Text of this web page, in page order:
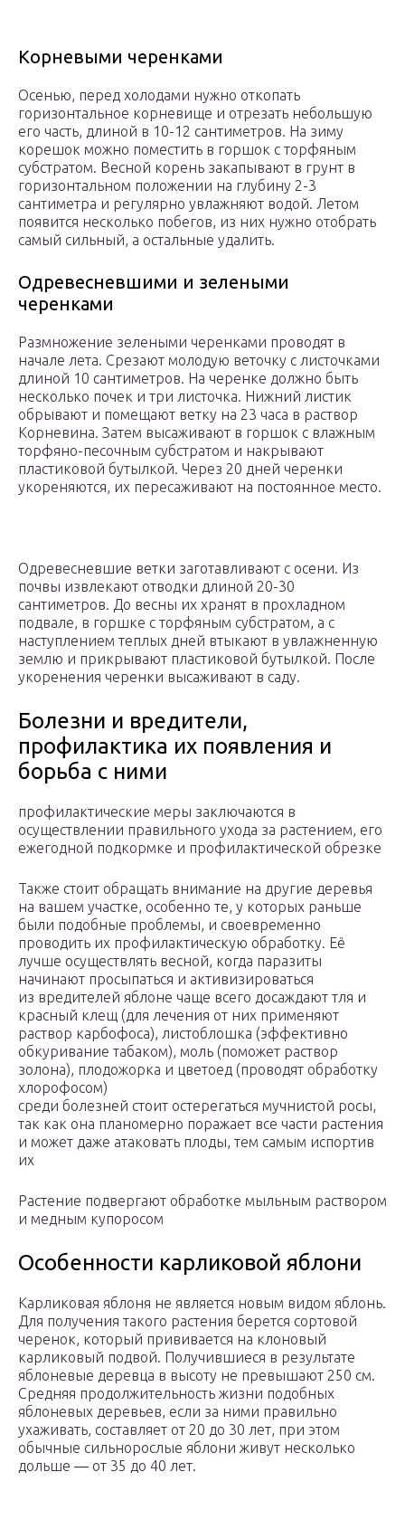
Корневыми черенками
Осенью, перед холодами нужно откопать
горизонтальное корневище и отрезать небольшую
его часть, длиной в 10-12 сантиметров. На зиму
корешок можно поместить в горшок с торфяным
субстратом. Весной корень закапывают в грунт в
горизонтальном положении на глубину 2-3
сантиметра и регулярно увлажняют водой. Летом
появится несколько побегов, из них нужно отобрать
самый сильный, а остальные удалить.
Одревесневшими и зелеными
черенками
Размножение зелеными черенками проводят в
начале лета. Срезают молодую веточку с листочками
длиной 10 сантиметров. На черенке должно быть
несколько почек и три листочка. Нижний листик
обрывают и помещают ветку на 23 часа в раствор
Корневина. Затем высаживают в горшок с влажным
торфяно-песочным субстратом и накрывают
пластиковой бутылкой. Через 20 дней черенки
укореняются, их пересаживают на постоянное место.
Одревесневшие ветки заготавливают с осени. Из
почвы извлекают отводки длиной 20-30
сантиметров. До весны их хранят в прохладном
подвале, в горшке с торфяным субстратом, а с
наступлением теплых дней втыкают в увлажненную
землю и прикрывают пластиковой бутылкой. После
укоренения черенки высаживают в саду.
Болезни и вредители,
профилактика их появления и
борьба с ними
профилактические меры заключаются в
осуществлении правильного ухода за растением, его
ежегодной подкормке и профилактической обрезке
Также стоит обращать внимание на другие деревья
на вашем участке, особенно те, у которых раньше
были подобные проблемы, и своевременно
проводить их профилактическую обработку. Её
лучше осуществлять весной, когда паразиты
начинают просыпаться и активизироваться
из вредителей яблоне чаще всего досаждают тля и
красный клещ (для лечения от них применяют
раствор карбофоса), листоблошка (эффективно
обкуривание табаком), моль (поможет раствор
золона), плодожорка и цветоед (проводят обработку
хлорофосом)
среди болезней стоит остерегаться мучнистой росы,
так как она планомерно поражает все части растения
и может даже атаковать плоды, тем самым испортив
их
Растение подвергают обработке мыльным раствором
и медным купоросом
Особенности карликовой яблони
Карликовая яблоня не является новым видом яблонь.
Для получения такого растения берется сортовой
черенок, который прививается на клоновый
карликовый подвой. Получившиеся в результате
яблоневые деревца в высоту не превышают 250 см.
Средняя продолжительность жизни подобных
яблоневых деревьев, если за ними правильно
ухаживать, составляет от 20 до 30 лет, при этом
обычные сильнорослые яблони живут несколько
дольше ― от 35 до 40 лет.